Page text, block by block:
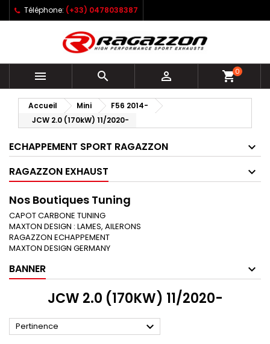
Téléphone: (+33) 0478038387
   shopping_cart0
Accueil Mini
F56 2014-
JCW 2.0 (170kW) 11/2020-
ECHAPPEMENT SPORT RAGAZZON
RAGAZZON EXHAUST
Nos Boutiques Tuning
CAPOT CARBONE TUNING
MAXTON DESIGN : LAMES, AILERONS
RAGAZZON ECHAPPEMENT
MAXTON DESIGN GERMANY
BANNER
JCW 2.0 (170KW) 11/2020-
Pertinence 